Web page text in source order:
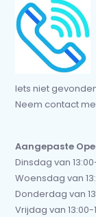
Iets niet
Neem contact
Aangepaste
Dinsdag van
Woensdag van
Donderdag van
Vrijdag van 13:00-